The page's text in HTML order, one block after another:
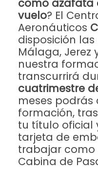
como azafata
vuelo? El
Aeronáuticos
disposición
Málaga, Jerez
nuestra
transcurrirá
cuatrimestre
meses podrás
formación,
tu título oficial
tarjeta de
trabajar como
Cabina de